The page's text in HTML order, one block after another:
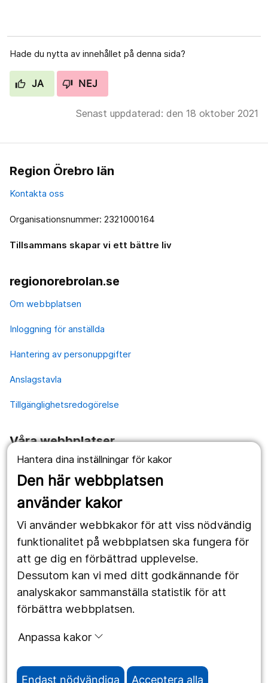
Hantera dina inställningar för kakor
Den här webbplatsen
använder kakor
Vi använder webbkakor för att viss nödvändig
funktionalitet på webbplatsen ska fungera för
att ge dig en förbättrad upplevelse.
Dessutom kan vi med ditt godkännande för
analyskakor sammanställa statistik för att
förbättra webbplatsen.
Anpassa kakor
Endast nödvändiga Acceptera alla
Hade du nytta av innehållet på denna sida?
JA NEJ
Senast uppdaterad: den 18 oktober 2021
Region Örebro län
Kontakta oss
Organisationsnummer: 2321000164
Tillsammans skapar vi ett bättre liv
regionorebrolan.se
Om webbplatsen
Inloggning för anställda
Hantering av personuppgifter
Anslagstavla
Tillgänglighetsredogörelse
Våra webbplatser
1177.se
Länstrafiken
Utveckling
Följ oss
Facebook